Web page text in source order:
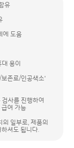
유
에 도움
용이
존료/인공색소'
사를 진행하여
여 가능
일부로, 제품의
셔도 됩니다.